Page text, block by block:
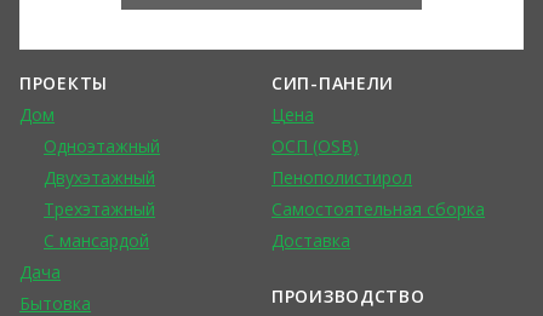
ПРОЕКТЫ
Дом
Одноэтажный
Двухэтажный
Трехэтажный
С мансардой
Дача
Бытовка
СИП-ПАНЕЛИ
Цена
ОСП (OSB)
Пенополистирол
Самостоятельная сборка
Доставка
ПРОИЗВОДСТВО